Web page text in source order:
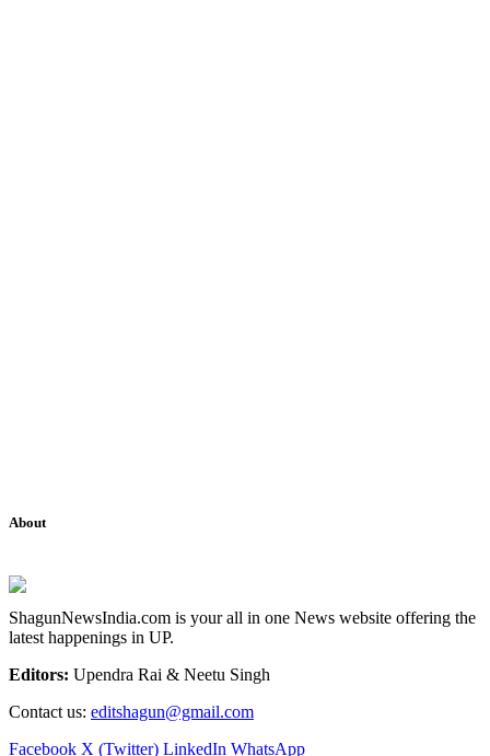
About
ShagunNewsIndia.com is your all in one News website offering the
latest happenings in UP.
Editors: Upendra Rai & Neetu Singh
Contact us: editshagun@gmail.com
Facebook X (Twitter) LinkedIn WhatsApp